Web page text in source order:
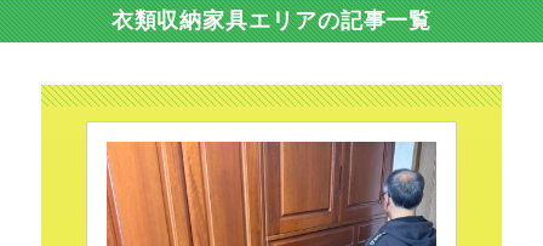
衣類収納家具エリアの記事一覧